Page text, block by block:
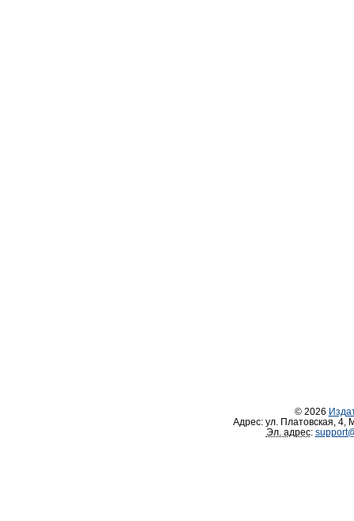
© 2026
Адрес: ул. Платовская, 4
Эл. адрес: